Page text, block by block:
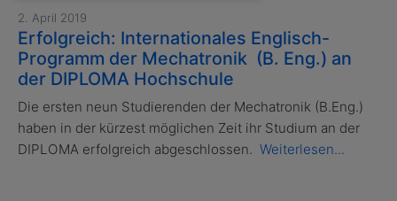
2. April 2019
Erfolgreich: Internationales Englisch-
Programm der Mechatronik (B. Eng.) an
der DIPLOMA Hochschule
Die ersten neun Studierenden der Mechatronik (B.Eng.)
haben in der kürzest möglichen Zeit ihr Studium an der
DIPLOMA erfolgreich abgeschlossen. Weiterlesen...